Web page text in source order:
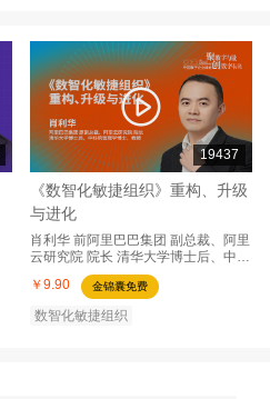
19437
《数智化敏捷组织》重构、升级
与进化
肖利华 前阿里巴巴集团 副总裁、阿里
云研究院 院长 清华大学博士后、中科
院管理学博士、教授
￥9.90 金锦囊免费
数智化敏捷组织